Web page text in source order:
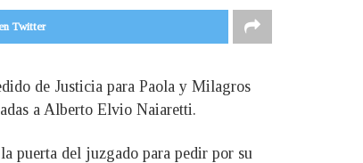
Twitter
de Justicia para Paola y Milagros
a Alberto Elvio Naiaretti.
puerta del juzgado para pedir por su